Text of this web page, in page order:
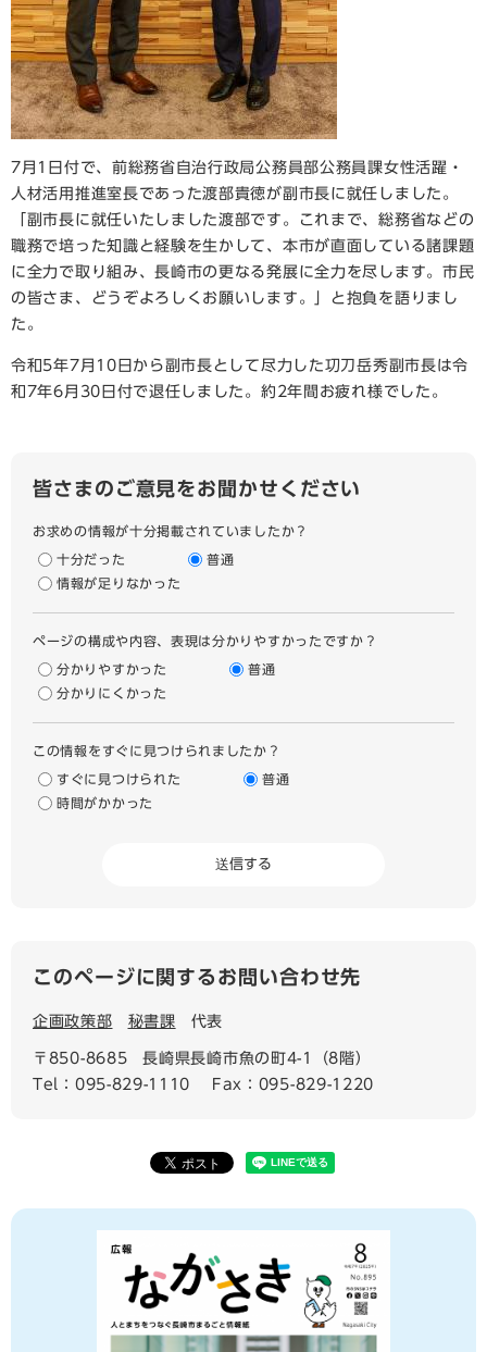
7月1日付で、前総務省自治行政局公務員部公務員課女性活躍・
人材活用推進室長であった渡部貴徳が副市長に就任しました。
「副市長に就任いたしました渡部です。これまで、総務省などの
職務で培った知識と経験を生かして、本市が直面している諸課題
に全力で取り組み、長崎市の更なる発展に全力を尽します。市民
の皆さま、どうぞよろしくお願いします。」と抱負を語りまし
た。
令和5年7月10日から副市長として尽力した㓛刀岳秀副市長は令
和7年6月30日付で退任しました。約2年間お疲れ様でした。
皆さまのご意見をお聞かせください
お求めの情報が十分掲載されていましたか？
十分だった
普通
情報が足りなかった
ページの構成や内容、表現は分かりやすかったですか？
分かりやすかった
普通
分かりにくかった
この情報をすぐに見つけられましたか？
すぐに見つけられた
普通
時間がかかった
このページに関するお問い合わせ先
企画政策部 秘書課 代表
〒850-8685
長崎県長崎市魚の町4-1（8階）
Tel：095-829-1110
Fax：095-829-1220